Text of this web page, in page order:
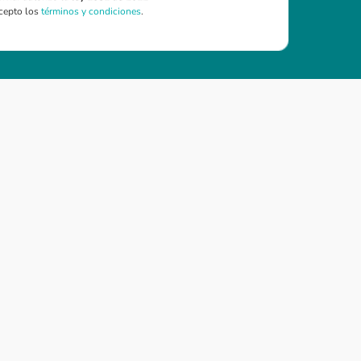
lostérminos y condiciones.